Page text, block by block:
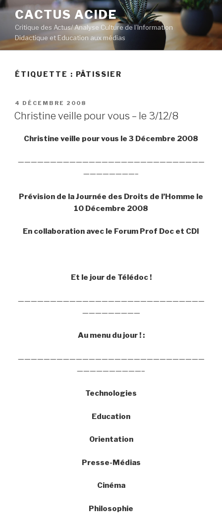
Aller
contenu
principal
CACTUS ACIDE
Critique des Actus/ Analyse Culture de l’Information
Didactique et Education aux médias
ÉTIQUETTE : PÂTISSIER
PUBLIÉ
LE
4 DÉCEMBRE 2008
Christine veille pour vous – le 3/12/8
Christine veille pour vous le 3 Décembre 2008
—————————————————————————————
————————–
Prévision de la Journée des Droits de l’Homme le
10 Décembre 2008
En collaboration avec le Forum Prof Doc et CDI
Et le jour de Télédoc !
—————————————————————————————
—————————
Au menu du jour ! :
—————————————————————————————
——————————–
Technologies
Education
Orientation
Presse-Médias
Cinéma
Philosophie